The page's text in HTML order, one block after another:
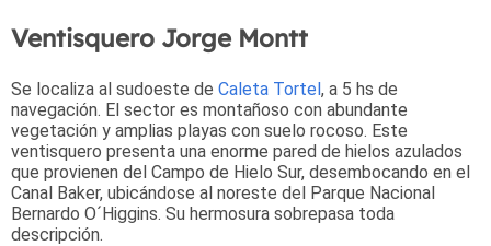
Ventisquero Jorge Montt
Se localiza al sudoeste de Caleta Tortel, a 5 hs de
navegación. El sector es montañoso con abundante
vegetación y amplias playas con suelo rocoso. Este
ventisquero presenta una enorme pared de hielos azulados
que provienen del Campo de Hielo Sur, desembocando en el
Canal Baker, ubicándose al noreste del Parque Nacional
Bernardo O´Higgins. Su hermosura sobrepasa toda
descripción.